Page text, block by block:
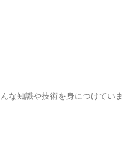
知識や技術を身につけてい